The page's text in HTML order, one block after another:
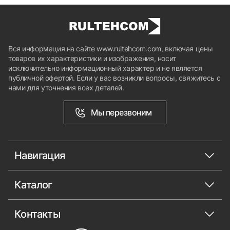
Сетка поставляется только в рулонах.
Подробнее о товаре
Вся информация на сайте www.rultehcom.com, включая цены
товаров их характеристики и изображения, носит
исключительно информационный характер и не является
публичной офертой. Если у вас возникли вопросы, свяжитесь с
нами для уточнения всех деталей.
Мы перезвоним
Навигация
Каталог
Контакты